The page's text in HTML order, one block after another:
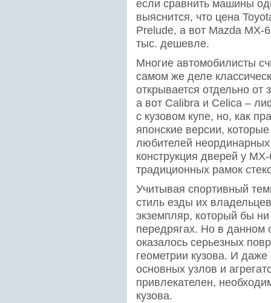
если сравнить машины
выяснится, что цена
Prelude, а вот Mazda MX-
тыс. дешевле.
Многие автомобилисты
самом же деле
открывается отдельно от
а вот Calibra и Celica –
с кузовом купе, но, как
японские версии,
любителей
конструкция дверей у
традиционных рамок
Учитывая спортивный
стиль езды их
экземпляр, который бы
передрягах. Но в данном
оказалось серьезных
геометрии кузова. И даже
основных узлов и
привлекателен,
кузова.